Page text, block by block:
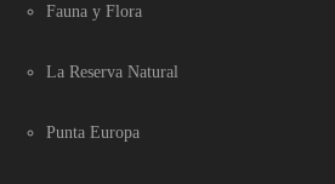
Fauna y Flora
La Reserva Natural
Punta Europa